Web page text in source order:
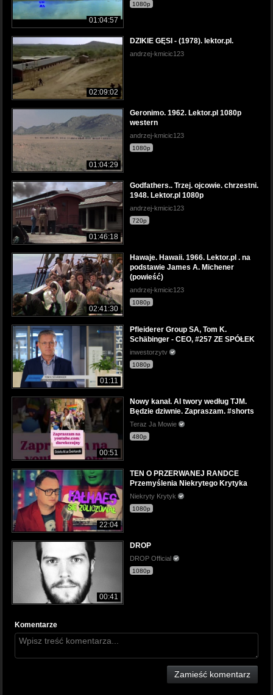
01:04:57
1080p
02:09:02
DZIKIE GĘSI - (1978). lektor.pl.
andrzej-kmicic123
01:04:29
Geronimo. 1962. Lektor.pl 1080p
western
andrzej-kmicic123
1080p
01:46:18
Godfathers.. Trzej. ojcowie. chrzestni.
1948. Lektor.pl 1080p
andrzej-kmicic123
720p
02:41:30
Hawaje. Hawaii. 1966. Lektor.pl . na
podstawie James A. Michener
(powieść)
andrzej-kmicic123
1080p
01:11
Pfleiderer Group SA, Tom K.
Schäbinger - CEO, #257 ZE SPÓŁEK
inwestorzytv
1080p
00:51
Nowy kanał. AI twory według TJM.
Będzie dziwnie. Zapraszam. #shorts
Teraz Ja Mowie
480p
22:04
TEN O PRZERWANEJ RANDCE
Przemyślenia Niekrytego Krytyka
Niekryty Krytyk
1080p
00:41
DROP
DROP Official
1080p
Komentarze
Zamieść komentarz